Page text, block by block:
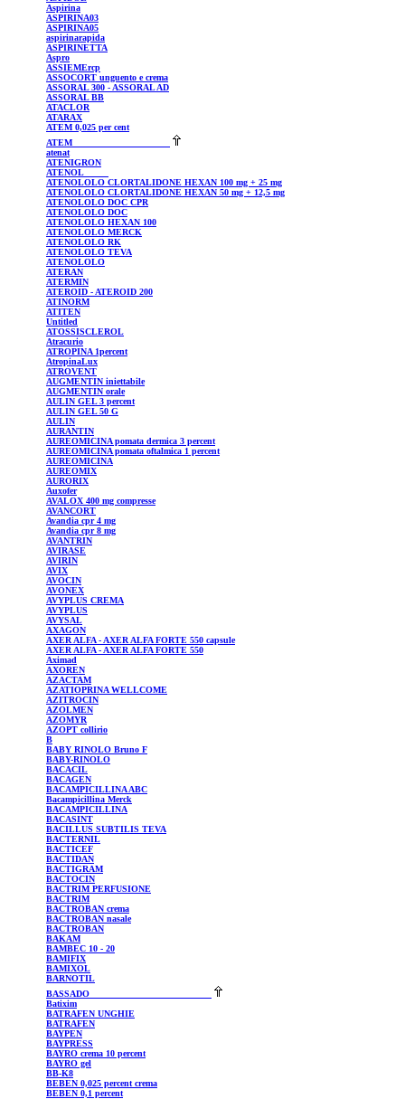
Aspirina
ASPIRINA03
ASPIRINA05
aspirinarapida
ASPIRINETTA
Aspro
ASSIEMErcp
ASSOCORT unguento e crema
ASSORAL300 - ASSORAL AD
ASSORALBB
ATACLOR
ATARAX
ATEM 0,025 per cent
ATEM
atenat
ATENIGRON
ATENOL
ATENOLOLO CLORTALIDONE HEXAN 100 mg + 25 mg
ATENOLOLO CLORTALIDONE HEXAN 50 mg + 12,5 mg
ATENOLOLO DOC CPR
ATENOLOLO DOC
ATENOLOLO HEXAN 100
ATENOLOLO MERCK
ATENOLOLO RK
ATENOLOLO TEVA
ATENOLOLO
ATERAN
ATERMIN
ATEROID - ATEROID 200
ATINORM
ATITEN
Untitled
ATOSSISCLEROL
Atracurio
ATROPINA 1percent
AtropinaLux
ATROVENT
AUGMENTIN iniettabile
AUGMENTIN orale
AULIN GEL 3 percent
AULIN GEL 50 G
AULIN
AURANTIN
AUREOMICINA pomata dermica 3 percent
AUREOMICINA pomata oftalmica 1 percent
AUREOMICINA
AUREOMIX
AURORIX
Auxofer
AVALOX 400 mg compresse
AVANCORT
Avandia cpr 4 mg
Avandia cpr 8 mg
AVANTRIN
AVIRASE
AVIRIN
AVIX
AVOCIN
AVONEX
AVYPLUS CREMA
AVYPLUS
AVYSAL
AXAGON
AXER ALFA - AXER ALFA FORTE 550 capsule
AXER ALFA - AXER ALFA FORTE 550
Aximad
AXOREN
AZACTAM
AZATIOPRINAWELLCOME
AZITROCIN
AZOLMEN
AZOMYR
AZOPT collirio
B
BABY RINOLO Bruno F
BABY-RINOLO
BACACIL
BACAGEN
BACAMPICILLINAABC
Bacampicillina Merck
BACAMPICILLINA
BACASINT
BACILLUS SUBTILIS TEVA
BACTERNIL
BACTICEF
BACTIDAN
BACTIGRAM
BACTOCIN
BACTRIM PERFUSIONE
BACTRIM
BACTROBAN crema
BACTROBAN nasale
BACTROBAN
BAKAM
BAMBEC 10 - 20
BAMIFIX
BAMIXOL
BARNOTIL
BASSADO
Batixim
BATRAFEN UNGHIE
BATRAFEN
BAYPEN
BAYPRESS
BAYRO crema 10 percent
BAYRO gel
BB-K8
BEBEN 0,025 percent crema
BEBEN 0,1 percent